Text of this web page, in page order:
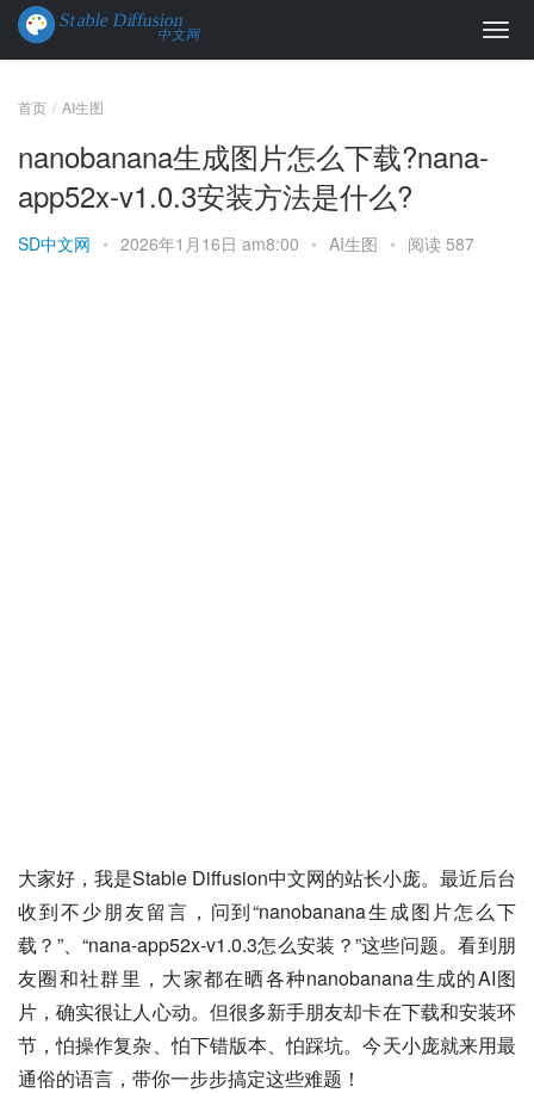
首页 AI生图
nanobanana生成图片怎么下载?nana-
app52x-v1.0.3安装方法是什么?
SD中文网 • 2026年1月16日 am8:00 • AI生图 • 阅读 587
大家好，我是Stable Diffusion中文网的站长小庞。最近后台
收到不少朋友留言，问到“nanobanana生成图片怎么下
载？”、“nana-app52x-v1.0.3怎么安装？”这些问题。看到朋
友圈和社群里，大家都在晒各种nanobanana生成的AI图
片，确实很让人心动。但很多新手朋友却卡在下载和安装环
节，怕操作复杂、怕下错版本、怕踩坑。今天小庞就来用最
通俗的语言，带你一步步搞定这些难题！